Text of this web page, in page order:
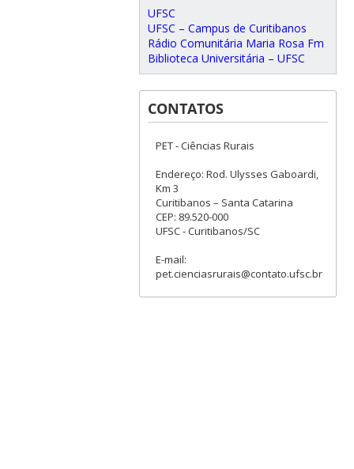
UFSC
UFSC – Campus de Curitibanos
Rádio Comunitária Maria Rosa Fm
Biblioteca Universitária – UFSC
CONTATOS
PET - Ciências Rurais
Endereço: Rod. Ulysses Gaboardi,
Km 3
Curitibanos – Santa Catarina
CEP: 89.520-000
UFSC - Curitibanos/SC
E-mail:
pet.cienciasrurais@contato.ufsc.br